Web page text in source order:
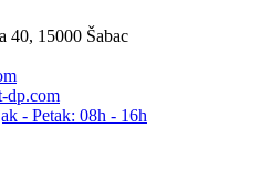
40, 15000 Šabac
dp.com
- Petak: 08h - 16h